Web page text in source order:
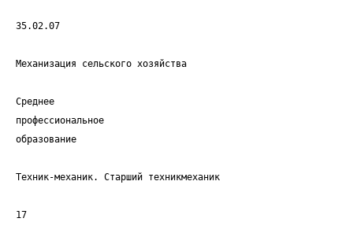
35.02.07
Механизация сельского хозяйства
Среднее
профессиональное
образование
Техник-механик. Старший техникмеханик
17